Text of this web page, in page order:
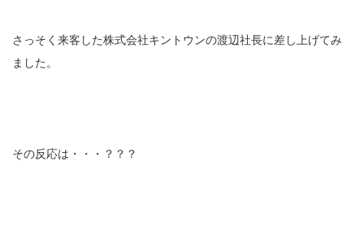
さっそく来客した株式会社キントウンの渡辺社長に差し上げてみ
ました。
その反応は・・・？？？